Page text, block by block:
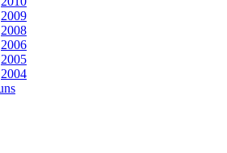
2009
2008
2006
2005
2004